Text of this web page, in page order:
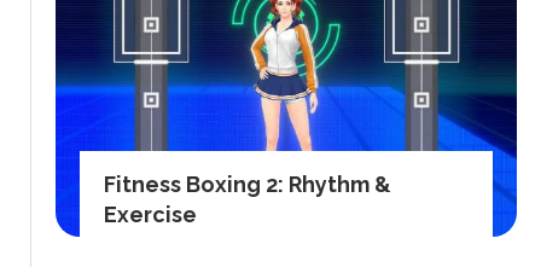
Fitness Boxing 2: Rhythm &
Exercise